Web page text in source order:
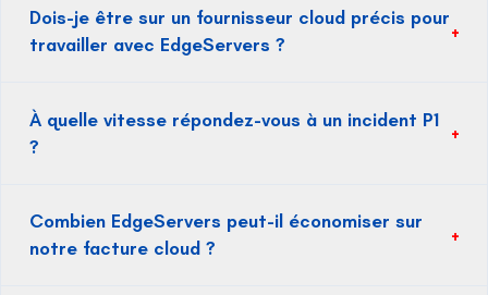
Dois-je être sur un fournisseur cloud précis pour
travailler avec EdgeServers ?
+
À quelle vitesse répondez-vous à un incident P1
?
+
Combien EdgeServers peut-il économiser sur
notre facture cloud ?
+